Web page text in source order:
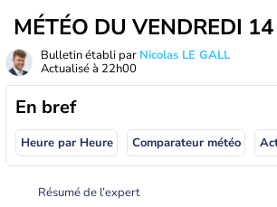
MÉTÉO DU VENDREDI
Bulletin établi par Nicolas LE GALL
Actualisé à 22h00
En bref
Heure par Heure Comparateur météo
Résumé de l’expert